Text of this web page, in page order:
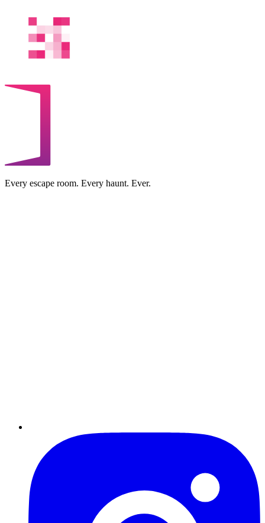
Every escape room. Every haunt. Ever.